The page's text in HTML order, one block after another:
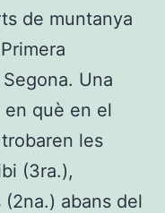
de muntanya
Una
en què en el
les
(3ra.),
abans del